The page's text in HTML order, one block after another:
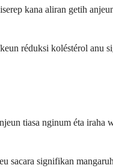
kana aliran getih
réduksi koléstérol
tiasa nginum éta
sacara signifikan